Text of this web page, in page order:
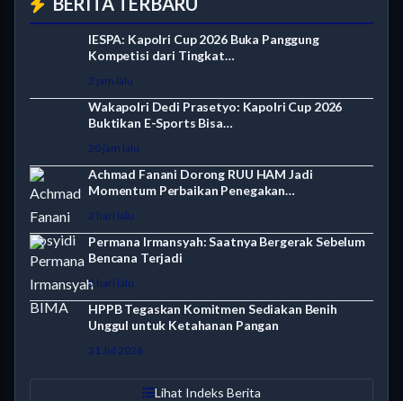
IESPA: Kapolri Cup 2026 Buka Panggung
Kompetisi dari Tingkat…
3 jam lalu
Wakapolri Dedi Prasetyo: Kapolri Cup 2026
Buktikan E-Sports Bisa…
20 jam lalu
Achmad Fanani Dorong RUU HAM Jadi
Momentum Perbaikan Penegakan…
2 hari lalu
Permana Irmansyah: Saatnya Bergerak Sebelum
Bencana Terjadi
5 hari lalu
HPPB Tegaskan Komitmen Sediakan Benih
Unggul untuk Ketahanan Pangan
31 Jul 2026
Lihat Indeks Berita